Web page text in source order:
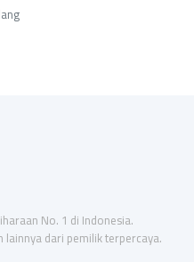
No. 1 di Indonesia.
dari pemilik terpercaya.